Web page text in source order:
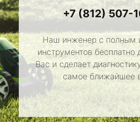
+7 (812) 507-
Наш инженер с полным
инструментов бесплатно
Вас и сделает
самое ближайшее